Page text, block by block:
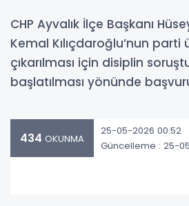
CHP Ayvalık İlçe Başkanı
Kemal Kılıçdaroğlu’nun
çıkarılması için disiplin
başlatılması yönünde
434 OKUNMA
25-05-2026 00:52
Güncelleme : 25-